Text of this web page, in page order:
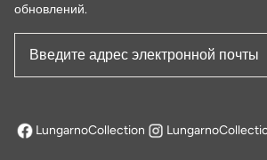
обновлений.
Адрес
LungarnoCollection
открывается в новой вкладке